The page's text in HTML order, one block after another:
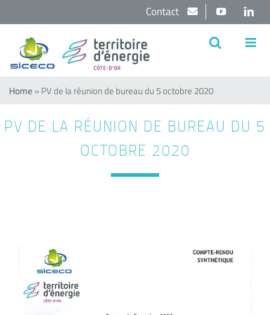
contenu
YouTube
Contact
Home »PV de la réunion de bureau du 5 octobre 2020
PV DE LA RÉUNION DE BUREAU DU 5
OCTOBRE 2020
l'image
agrandie